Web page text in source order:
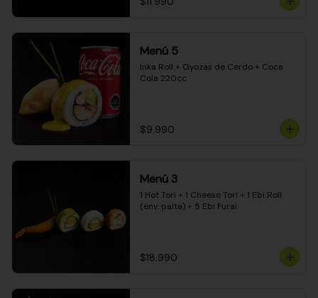
Menú 5
Inka Roll + Gyozas de Cerdo + Coca
Cola 220cc
$9.990
Menú 3
1 Hot Tori + 1 Cheese Tori + 1 Ebi Roll
(env. palta) + 5 Ebi Furai
$18.990